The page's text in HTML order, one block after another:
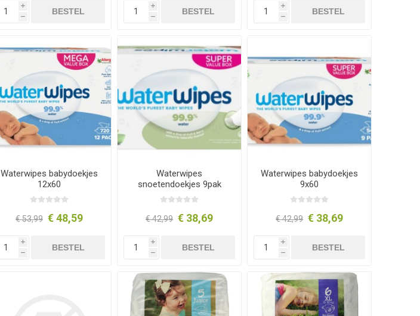
i
h
BESTEL
i
h
BESTEL
i
h
BESTEL
Waterwipes babydoekjes
12x60
€ 53,99 € 48,59
i
h
BESTEL
Waterwipes
snoetendoekjes 9pak
€ 42,99 € 38,69
i
h
BESTEL
Waterwipes babydoekjes
9x60
€ 42,99 € 38,69
i
h
BESTEL